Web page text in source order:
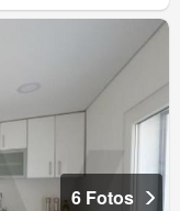
6 Fotos